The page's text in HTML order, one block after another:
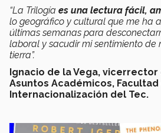
“La Trilogía es una lectura fácil,
lo geográfico y cultural que me ha
últimas semanas para
laboral y sacudir mi sentimiento de
tierra”.
Ignacio de la Vega,
Asuntos Académicos, Facultad
Internacionalización del Tec.